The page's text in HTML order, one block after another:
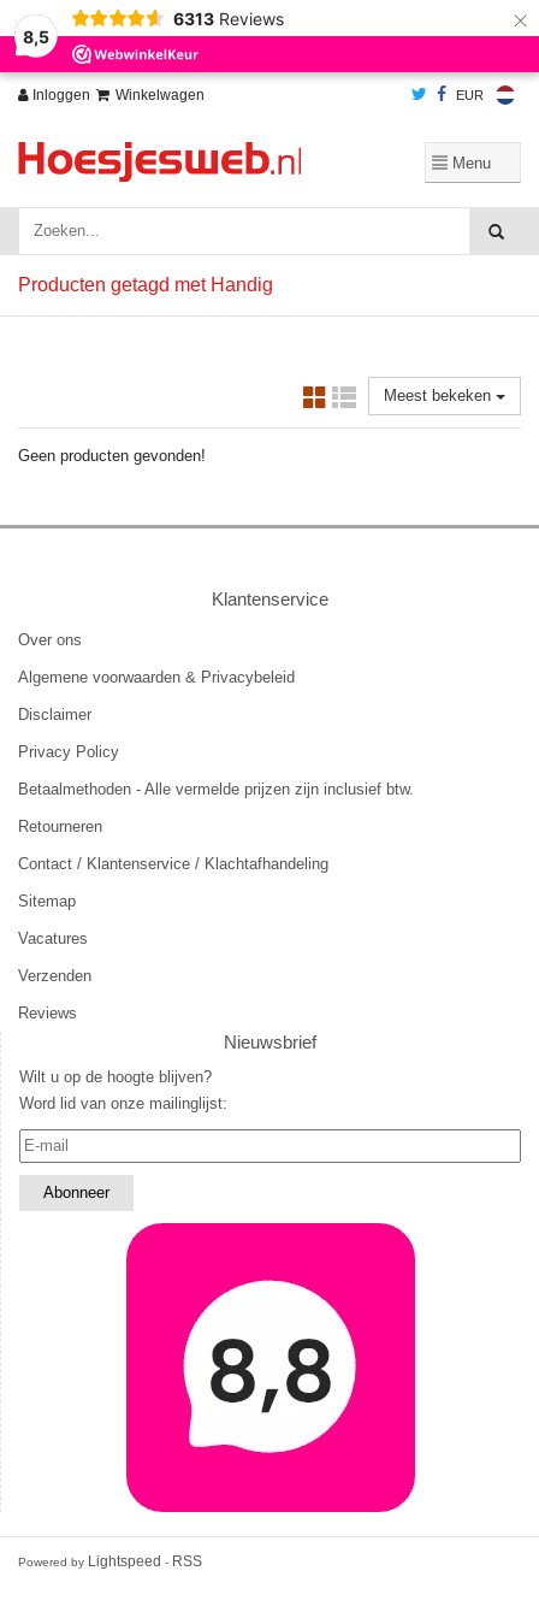
8,5
6313 Reviews ×
Inloggen Winkelwagen EUR
Producten getagd met Handig
Meest bekeken
Geen producten gevonden!
Klantenservice
Over ons
Algemene voorwaarden & Privacybeleid
Disclaimer
Privacy Policy
Betaalmethoden - Alle vermelde prijzen zijn inclusief btw.
Retourneren
Contact / Klantenservice / Klachtafhandeling
Sitemap
Vacatures
Verzenden
Reviews
Nieuwsbrief
Wilt u op de hoogte blijven?
Word lid van onze mailinglijst:
Powered by Lightspeed - RSS
Wij slaan cookies op om onze website te verbeteren. Is dat akkoord?
Ja
Nee